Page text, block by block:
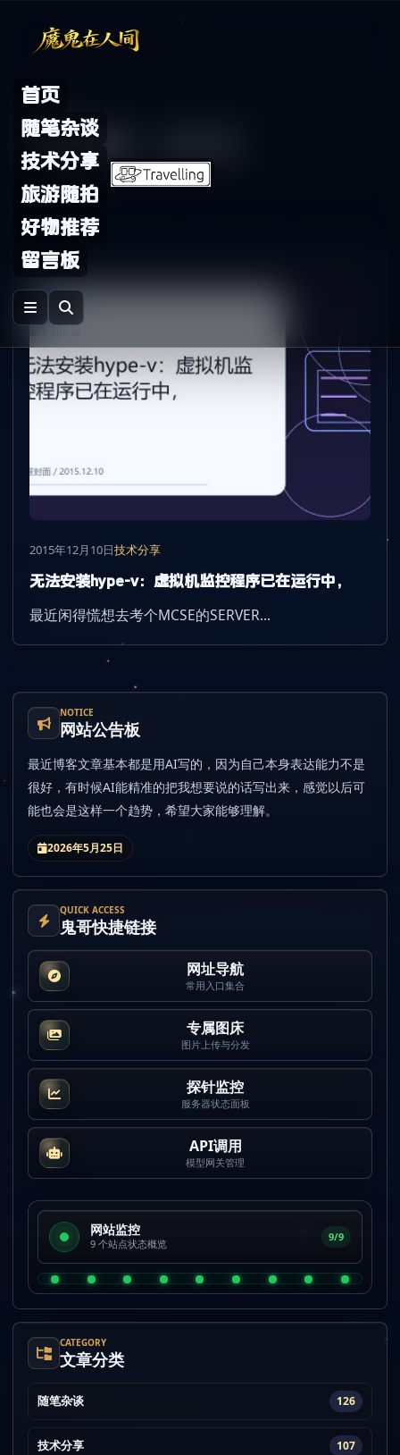
首页
随笔杂谈
技术分享
旅游随拍
好物推荐
留言板
Archive
年度归档：
NOTICE
网站公告板
最近博客文章基本都是用AI写的，因为自己本身表达能力不是
很好，有时候AI能精准的把我想要说的话写出来，感觉以后可
能也会是这样一个趋势，希望大家能够理解。
2026年5月25日
QUICK ACCESS
鬼哥快捷链接
网址导航
常用入口集合
专属图床
图片上传与分发
探针监控
服务器状态面板
API调用
模型网关管理
网站监控
9 个站点状态概览
9/9
CATEGORY
文章分类
随笔杂谈 126
技术分享 107
2015年12月10日技术分享
无法安装hype-v：虚拟机监控程序已在运行中，
最近闲得慌想去考个MCSE的SERVER...